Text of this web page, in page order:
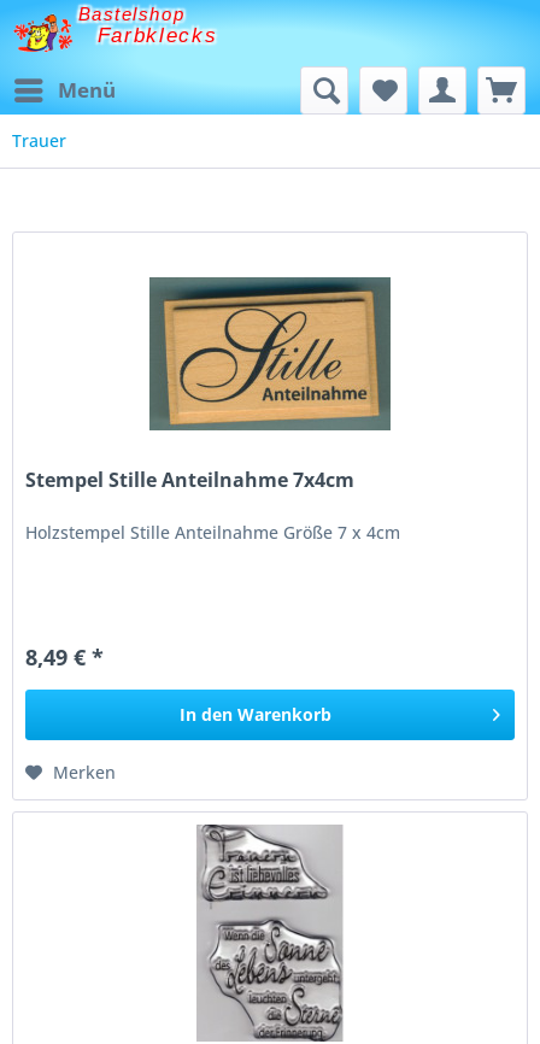
Bastelshop
Farbklecks
Menü
Trauer
Stempel Stille Anteilnahme 7x4cm
Holzstempel Stille Anteilnahme Größe 7 x 4cm
8,49 € *
In den Warenkorb
Merken